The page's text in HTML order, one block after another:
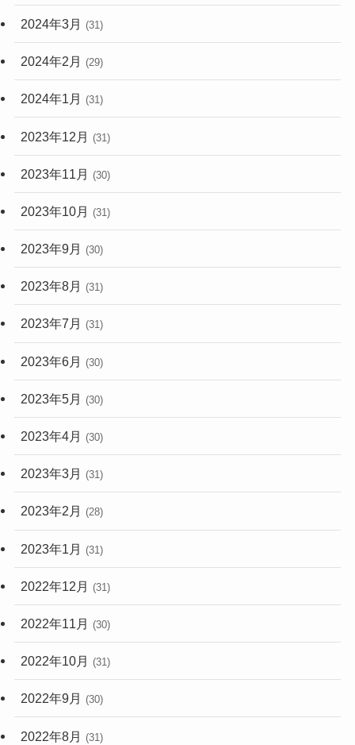
2024年3月 (31)
2024年2月 (29)
2024年1月 (31)
2023年12月 (31)
2023年11月 (30)
2023年10月 (31)
2023年9月 (30)
2023年8月 (31)
2023年7月 (31)
2023年6月 (30)
2023年5月 (30)
2023年4月 (30)
2023年3月 (31)
2023年2月 (28)
2023年1月 (31)
2022年12月 (31)
2022年11月 (30)
2022年10月 (31)
2022年9月 (30)
2022年8月 (31)